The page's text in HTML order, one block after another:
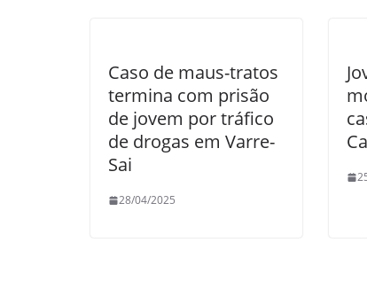
Caso de maus-tratos
termina com prisão
de jovem por tráfico
de drogas em Varre-
Sai
28/04/2025